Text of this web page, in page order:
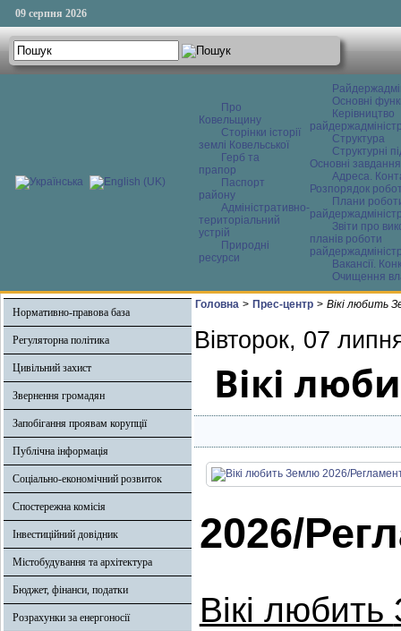
09 серпня 2026
Про
Ковельщину
Сторінки історії
землі Ковельської
Герб та
прапор
Паспорт
району
Адміністративно-
територіальний
устрій
Природні
ресурси
Основні
Керівництво
Структура
Структурні
Основні завдання
Адреса.
Розпорядок
Плани
Звіти про
планів роботи
Вакансії.
Очищення
Нормативно-правова база
Регуляторна політика
Цивільний захист
Звернення громадян
Запобігання проявам корупції
Публічна інформація
Соціально-економічний розвиток
Спостережна комісія
Інвестиційний довідник
Містобудування та архітектура
Бюджет, фінанси, податки
Розрахунки за енергоносії
Головна > Прес-центр > Вікі любить
Вівторок, 07
Вікі
2026/
Вікі любить